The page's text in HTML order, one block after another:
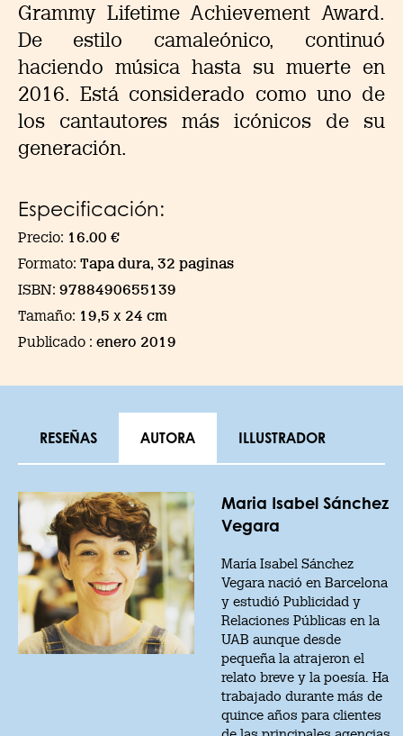
Grammy Lifetime Achievement Award.
De estilo camaleónico, continuó
haciendo música hasta su muerte en
2016. Está considerado como uno de
los cantautores más icónicos de su
generación.
Especificación:
Precio: 16.00 €
Formato: Tapa dura, 32 paginas
ISBN: 9788490655139
Tamaño: 19,5 x 24 cm
Publicado : enero 2019
RESEÑAS AUTORA ILLUSTRADOR
Maria Isabel Sánchez
Vegara
María Isabel Sánchez
Vegara nació en Barcelona
y estudió Publicidad y
Relaciones Públicas en la
UAB aunque desde
pequeña la atrajeron el
relato breve y la poesía. Ha
trabajado durante más de
quince años para clientes